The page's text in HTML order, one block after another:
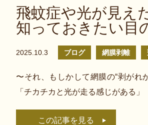
飛蚊症や光が見え
知っておきたい目
2025.10.3 ブログ 網膜剥離
〜それ、もしかして網膜の“剥がれ
「チカチカと光が走る感じがある
この記事を見る